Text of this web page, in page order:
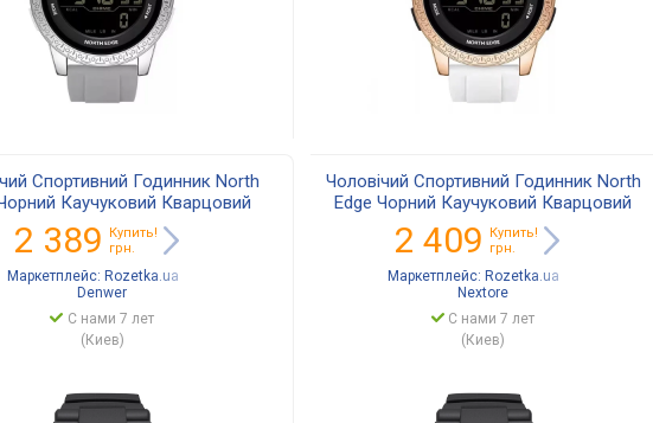
Спортивний Годинник North
Каучуковий Кварцовий
Водостійкий (381834)
2 389
Купить!
грн.
Маркетплейс: Rozetka.ua
Denwer
С нами 7 лет
(Киев)
Чоловічий Спортивний Годинник North
Edge Чорний Каучуковий Кварцовий
Водостійкий (381834)
2 409
Купить!
грн.
Маркетплейс:Rozetka.ua
Nextore
С нами 7 лет
(Киев)